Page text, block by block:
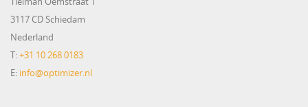
3117 CD Schiedam
Nederland
T:+31 10 268 0183
E: info@optimizer.nl